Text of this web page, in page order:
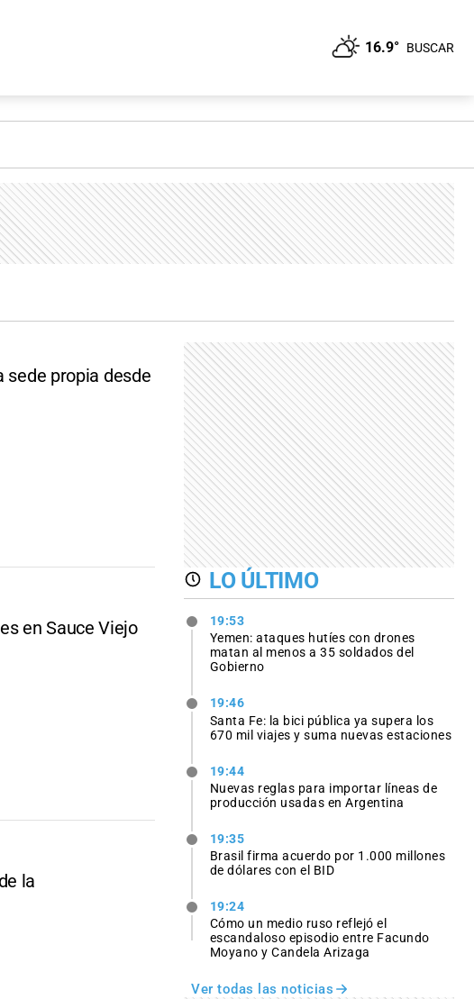
16.9° BUSCAR
sede propia desde
en Sauce Viejo
la
LO ÚLTIMO
19:53
Yemen: ataques hutíes con drones
matan al menos a 35 soldados del
Gobierno
19:46
Santa Fe: la bici pública ya supera los
670 mil viajes y suma nuevas estaciones
19:44
Nuevas reglas para importar líneas de
producción usadas en Argentina
19:35
Brasil firma acuerdo por 1.000 millones
de dólares con el BID
19:24
Cómo un medio ruso reflejó el
escandaloso episodio entre Facundo
Moyano y Candela Arizaga
Ver todas las noticias